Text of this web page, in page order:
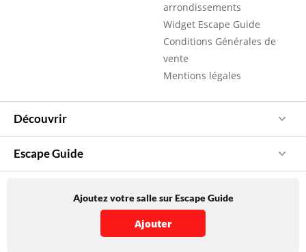
arrondissements
Widget Escape Guide
Conditions Générales de
vente
Mentions légales
Découvrir
Escape Guide
Ajoutez votre salle sur Escape Guide
Ajouter